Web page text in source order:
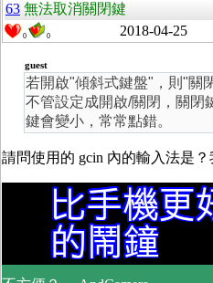
63 無法取消關閉鍵
0 0 2018-04-25
guest
若開啟"傾斜式鍵盤"，則"關
不管設定成開啟/關閉，關閉
鍵會變小，常常點錯。
請問使用的 gcin 內的輸入法是？